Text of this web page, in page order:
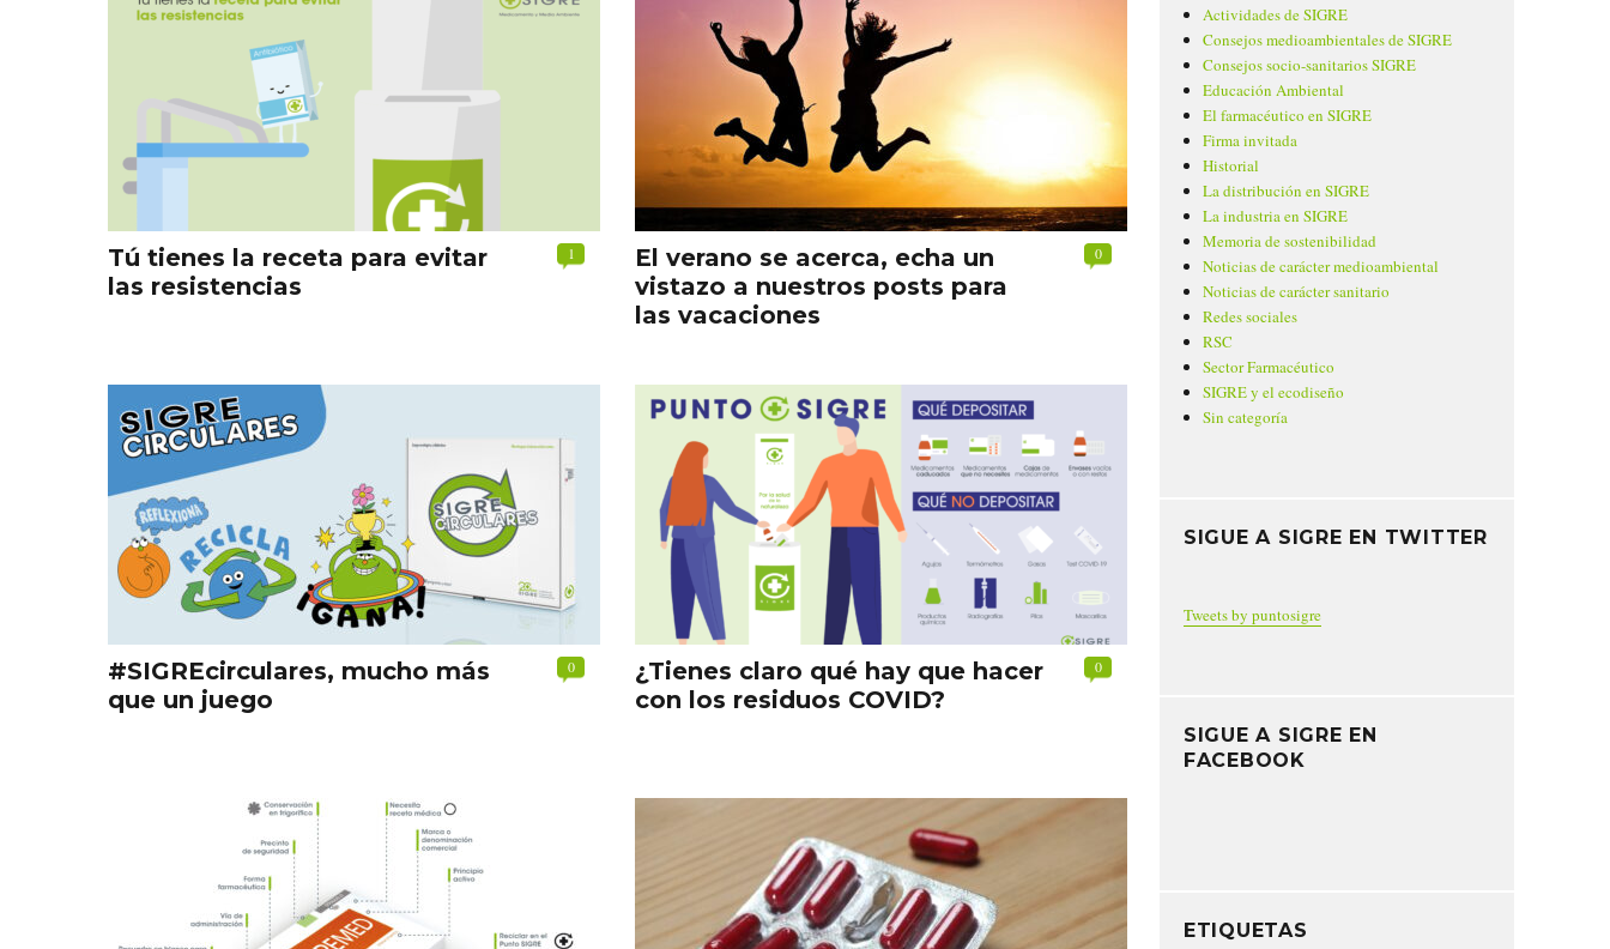
Tú tienes la receta para evitar
las resistencias
1
El verano se acerca, echa un
vistazo a nuestros posts para
las vacaciones
0
#SIGREcirculares, mucho más
que un juego
0
¿Tienes claro qué hay que hacer
con los residuos COVID?
0
Actividades de SIGRE
Consejos medioambientales de SIGRE
Consejos socio-sanitarios SIGRE
Educación Ambiental
El farmacéutico en SIGRE
Firma invitada
Historial
La distribución en SIGRE
La industria en SIGRE
Memoria de sostenibilidad
Noticias de carácter medioambiental
Noticias de carácter sanitario
Redes sociales
RSC
Sector Farmacéutico
SIGRE y el ecodiseño
Sin categoría
SIGUE A SIGRE EN TWITTER
Tweets by puntosigre
SIGUE A SIGRE EN
FACEBOOK
ETIQUETAS